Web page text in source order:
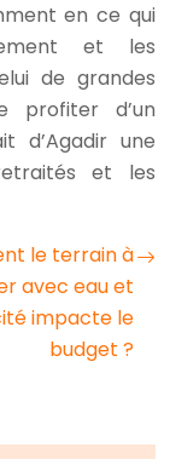
en ce qui
et les
de grandes
profiter d’un
d’Agadir une
et les
le terrain à
avec eau et
impacte le
budget ?